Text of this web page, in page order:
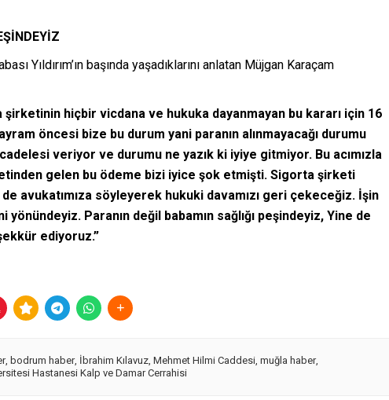
Yıldırım’ın başında yaşadıklarını anlatan Müjgan Karaçam
hiçbir vicdana ve hukuka dayanmayan bu kararı için 16
öncesi bize bu durum yani paranın alınmayacağı durumu
veriyor ve durumu ne yazık ki iyiye gitmiyor. Bu acımızla
gelen bu ödeme bizi iyice şok etmişti. Sigorta şirketi
de avukatımıza söyleyerek hukuki davamızı geri çekeceğiz. İşin
Paranın değil babamın sağlığı peşindeyiz, Yine de
ediyoruz.”
, bodrum haber, İbrahim Kılavuz Mehmet Hilmi Caddesi muğla haber,
Hastanesi Kalp ve Damar Cerrahisi